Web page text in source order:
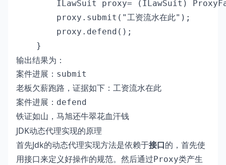
ILawSuit proxy= (ILawSuit)
        proxy.submit("工资流水在此");
        proxy.defend();
    }
输出结果为：
案件进展：submit
老板欠薪跑路，证据如下：工资流水在此
案件进展：defend
铁证如山，马旭还牛翠花血汗钱
JDK动态代理实现的原理
首先Jdk的动态代理实现方法是依赖于接口的，首先使
用接口来定义好操作的规范。然后通过Proxy类产生